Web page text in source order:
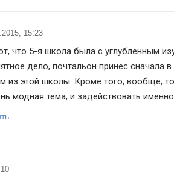
15:23
что 5-я школа была с углубленным
дело, почтальон принес сначала
из этой школы. Кроме того, вообще,
модная тема, и задействовать